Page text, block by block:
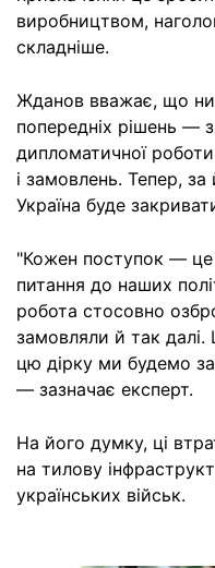
виробництвом,
складніше.
Жданов вважає, що
попередніх рішень —
дипломатичної
і замовлень. Тепер,
Україна буде
"Кожен поступок — це
питання до наших
робота стосовно
замовляли й так
цю дірку ми будемо
— зазначає експерт.
На його думку, ці
на тилову
українських військ.